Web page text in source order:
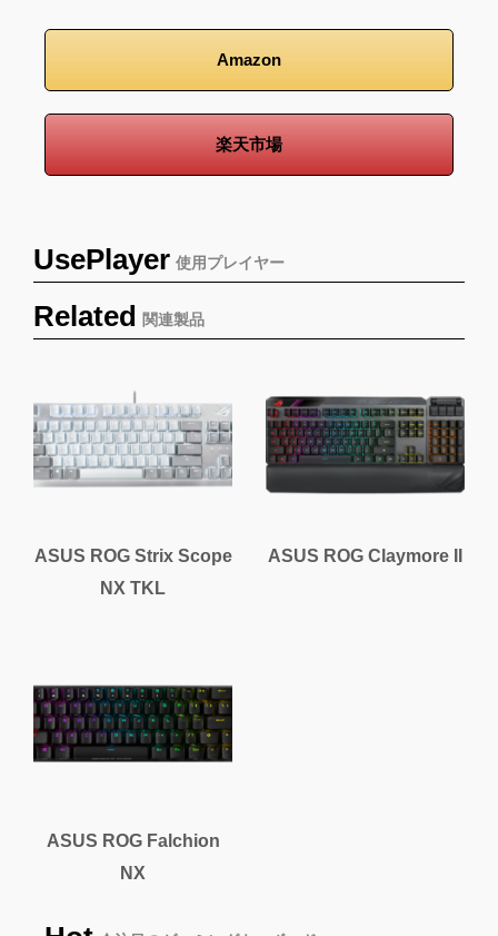
Amazon
楽天市場
UsePlayer 使用プレイヤー
Related 関連製品
ASUS ROG Strix Scope
NX TKL
ASUS ROG Claymore II
ASUS ROG Falchion
NX